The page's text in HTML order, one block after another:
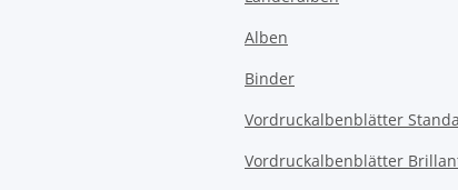
Alben
Binder
Vordruckalbenblätter
Vordruckalbenblätter